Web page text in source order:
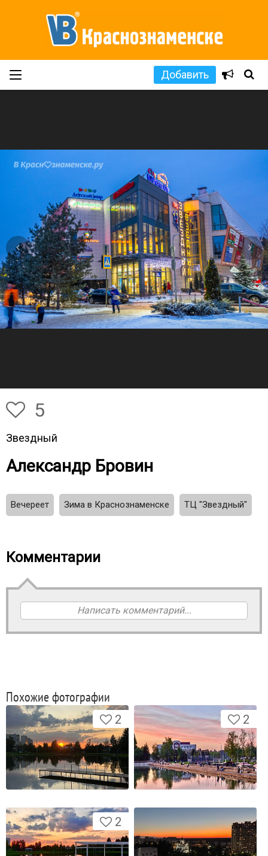
Добавить
5
Звездный
Александр Бровин
Вечереет Зима в Краснознаменске ТЦ "Звездный"
Комментарии
Написать комментарий...
Похожие фотографии
2 2
2